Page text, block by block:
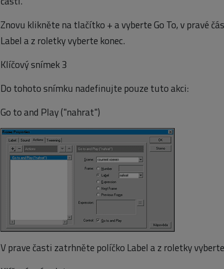
Znovu klikněte na tlačítko + a vyberte Go To, v pravé
Label a z roletky vyberte konec.
Klíčový snímek 3
Do tohoto snímku nadefinujte pouze tuto akci:
Go to and Play ("nahrat")
V prave časti zatrhněte políčko Label a z roletky